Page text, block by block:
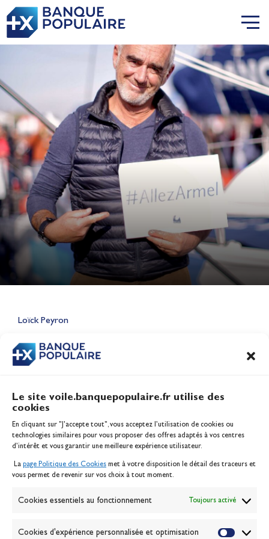
Le site voile.banquepopulaire.fr utilise des
cookies
En cliquant sur "J'accepte tout", vous acceptez l’utilisation de cookies ou
technologies similaires pour vous proposer des offres adaptés à vos centres
d’intérêt et vous garantir une meilleure expérience utilisateur.
La page Politique des Cookies met à votre disposition le détail des traceurs et
vous permet de revenir sur vos choix à tout moment.
Cookies essentiels au fonctionnement Toujours activé
Cookies d'expérience personnalisée et optimisation
Loïck Peyron
CONTENU
Lauriane Nolot en or à Long
Jeux Olympiques 2028
Inscription serveur média
Contact
Politique des cookies
Banque de la voile
Passion Voile TV